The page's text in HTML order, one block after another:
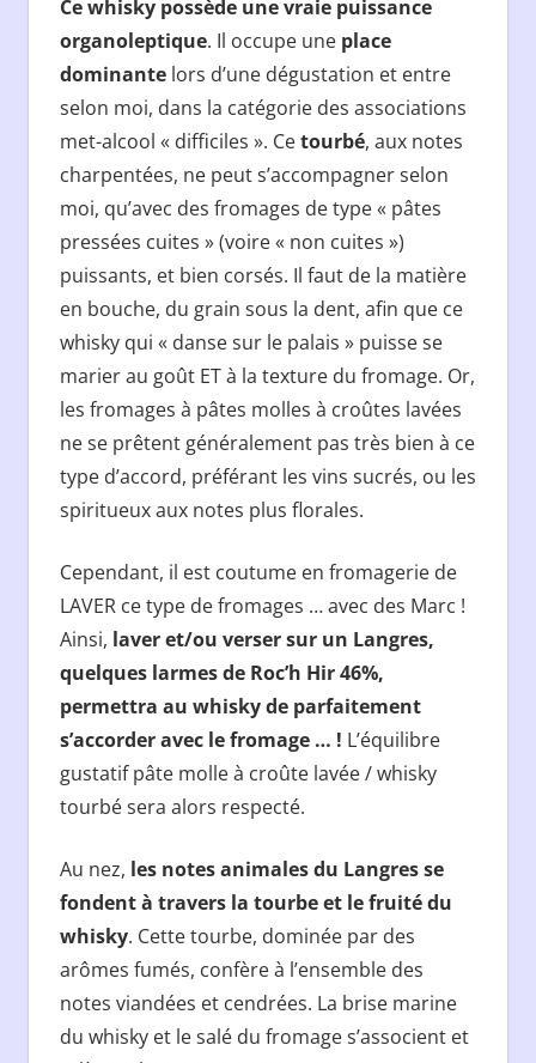
Ce whisky possède une vraie puissance
organoleptique. Il occupe une place
dominantelors d’une dégustation et entre
selon moi, dans la catégorie des associations
met-alcool « difficiles ». Cetourbé, aux notes
charpentées, ne peut s’accompagner selon
moi, qu’avec des fromages de type « pâtes
pressées cuites » (voire « non cuites »)
puissants, et bien corsés. Il faut de la matière
en bouche, du grain sous la dent, afin que ce
whisky qui « danse sur le palais » puisse se
marier au goût ET à la texture du fromage. Or,
les fromages à pâtes molles à croûtes lavées
ne se prêtent généralement pas très bien à ce
type d’accord, préférant les vins sucrés, ou les
spiritueux aux notes plus florales.
Cependant, il est coutume en fromagerie de
LAVER ce type de fromages … avec des Marc !
Ainsi, laver et/ou verser sur un Langres,
quelques larmes de Roc’h Hir 46%,
permettra au whisky de parfaitement
s’accorder avec le fromage … ! L’équilibre
gustatif pâte molle à croûte lavée / whisky
tourbé sera alors respecté.
Au nez, les notes animales du Langres se
fondent à travers la tourbe et le fruité du
whisky. Cette tourbe, dominée par des
arômes fumés, confère à l’ensemble des
notes viandées et cendrées. La brise marine
du whisky et le salé du fromage s’associent et